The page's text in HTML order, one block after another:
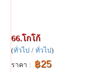
66.โกโก้
(ทั่วไป / ทั่วไป)
ราคา : ฿25